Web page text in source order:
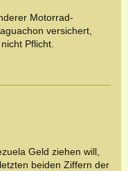
Motorrad-
versichert,
Pflicht.
Geld ziehen will,
beiden Ziffern der